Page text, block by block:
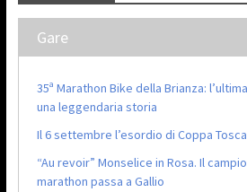
Gare
35ª Marathon Bike della Brianza:
una leggendaria storia
Il 6 settembre l’esordio di Coppa
“Au revoir” Monselice in Rosa. Il
marathon passa a Gallio